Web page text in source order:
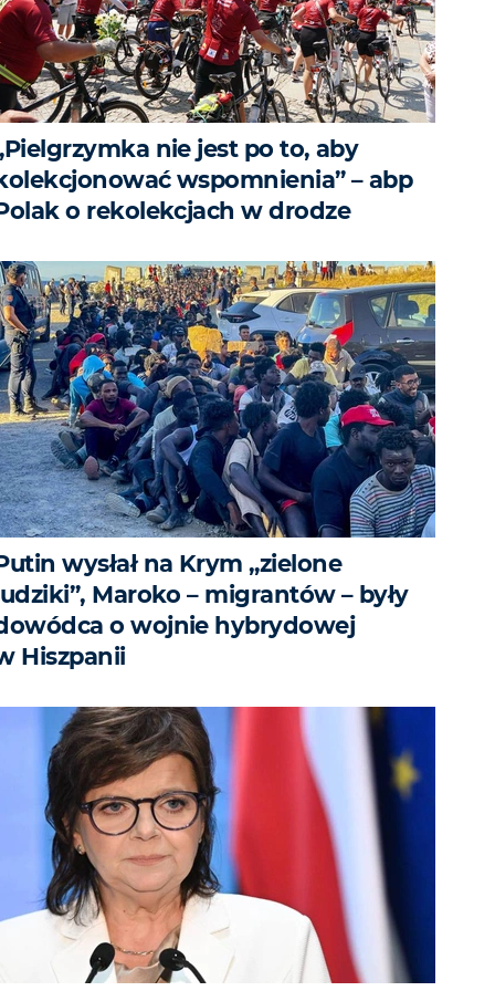
nie jest po to, aby
wspomnienia” – abp
o rekolekcjach w drodze
wysłał na Krym „zielone
Maroko – migrantów – były
o wojnie hybrydowej
Hiszpanii